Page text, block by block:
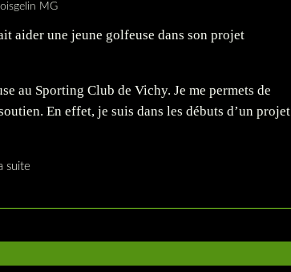
MG
au Sporting Club de Vichy. Je me permets de
En effet, je suis dans les débuts d’un projet
suite